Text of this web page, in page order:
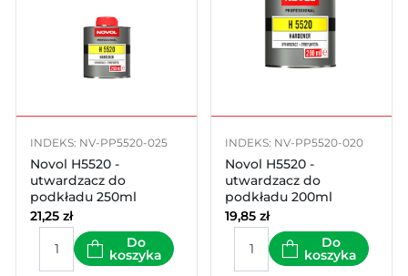
INDEKS: NV-PP5520-025
Novol H5520 -
utwardzacz do
podkładu 250ml
21,25 zł
Do
koszyka
INDEKS: NV-PP5520-020
Novol H5520 -
utwardzacz do
podkładu 200ml
19,85 zł
Do
koszyka